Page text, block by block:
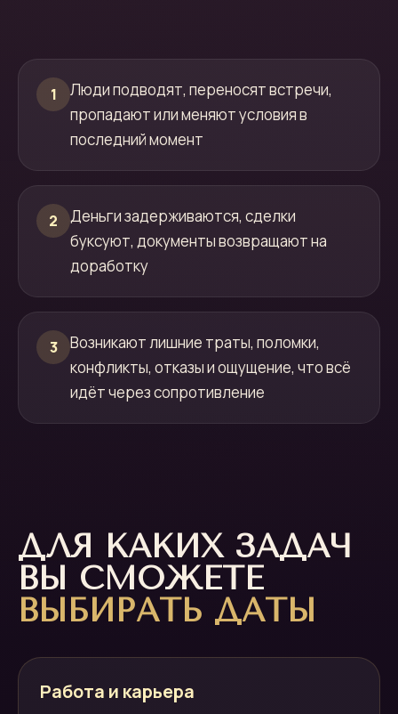
1
Люди подводят, переносят встречи,
пропадают или меняют условия в
последний момент
2
Деньги задерживаются, сделки
буксуют, документы возвращают на
доработку
3
Возникают лишние траты, поломки,
конфликты, отказы и ощущение, что всё
идёт через сопротивление
ДЛЯ КАКИХ ЗАДАЧ
ВЫ СМОЖЕТЕ
ВЫБИРАТЬ ДАТЫ
Работа и карьера